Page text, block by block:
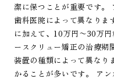
潔に保つことが重要です。
歯科医院によって異なりま
に加えて、10万円〜30万
ースクリュー矯正の治療期
装置の種類によって異なり
かることが多いです。 ア